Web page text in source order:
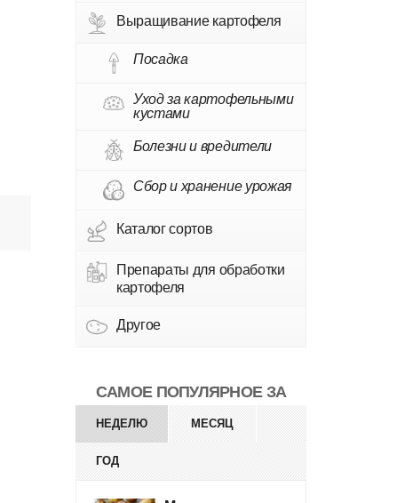
Выращивание картофеля
Посадка
Уход за картофельными
кустами
Болезни и вредители
Сбор и хранение урожая
Каталог сортов
Препараты для обработки
картофеля
Другое
САМОЕ ПОПУЛЯРНОЕ ЗА
НЕДЕЛЮ МЕСЯЦ
ГОД